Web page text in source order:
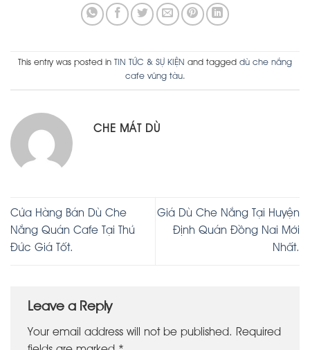
This entry was posted in TIN TỨC & SỰ KIỆN and tagged dù che nắng
cafe vũng tàu.
CHE MÁT DÙ
Cửa Hàng Bán Dù Che
Nắng Quán Cafe Tại Thủ
Đức Giá Tốt.
Giá Dù Che Nắng Tại Huyện
Định Quán Đồng Nai Mới
Nhất.
Leave a Reply
Your email address will not be published.
Required